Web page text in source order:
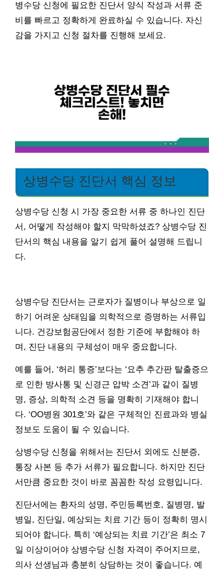
병수당 신청에 필요한 진단서 양식 작성과 서류 준
비를 빠르고 정확하게 완료하실 수 있습니다. 자신
감을 가지고 신청 절차를 진행해 보세요.
상병수당 진단서 핵심 정보
상병수당 신청 시 가장 중요한 서류 중 하나인 진단
서, 어떻게 작성해야 할지 막막하셨죠? 상병수당 진
단서의 핵심 내용을 알기 쉽게 풀어 설명해 드립니
다.
상병수당 진단서는 근로자가 질병이나 부상으로 일
하기 어려운 상태임을 의학적으로 증명하는 서류입
니다. 건강보험공단에서 정한 기준에 부합해야 하
며, 진단 내용의 구체성이 매우 중요합니다.
예를 들어, ‘허리 통증’보다는 ‘요추 추간판 탈출증으
로 인한 방사통 및 신경근 압박 소견’과 같이 질병
명, 증상, 의학적 소견 등을 명확히 기재해야 합니
다. ‘OO병원 301호’와 같은 구체적인 진료과와 병실
정보도 도움이 될 수 있습니다.
상병수당 신청을 위해서는 진단서 외에도 신분증,
통장 사본 등 추가 서류가 필요합니다. 하지만 진단
서만큼 중요한 것이 바로 꼼꼼한 작성 요령입니다.
진단서에는 환자의 성명, 주민등록번호, 질병명, 발
병일, 진단일, 예상되는 치료 기간 등이 정확히 명시
되어야 합니다. 특히 ‘예상되는 치료 기간’은 최소 7
일 이상이어야 상병수당 신청 자격이 주어지므로,
의사 선생님과 충분히 상담하는 것이 좋습니다. 예